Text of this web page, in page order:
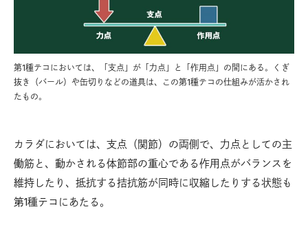
第1種テコにおいては、「支点」が「力点」と「作用点」の間にある。くぎ
抜き（バール）や缶切りなどの道具は、この第1種テコの仕組みが活かされ
たもの。
カラダにおいては、支点（関節）の両側で、力点としての主
働筋と、動かされる体節部の重心である作用点がバランスを
維持したり、抵抗する拮抗筋が同時に収縮したりする状態も
第1種テコにあたる。